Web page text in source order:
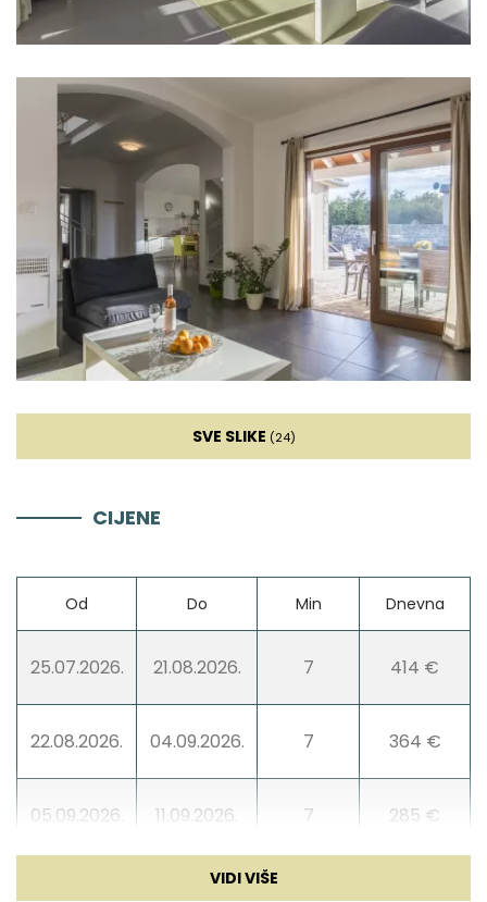
Ručnici
Kuhinja
Pećnica
Frižider
Mikrovalna
Kuhalo za vodu
Aparat za kavu
Posuđe
Dnevna soba
Sat TV
SVE SLIKE (24)
CIJENE
Od Do Min Dnevna
25.07.2026. 21.08.2026. 7 414 €
22.08.2026. 04.09.2026. 7 364 €
05.09.2026. 11.09.2026. 7 285 €
25.12.2026.